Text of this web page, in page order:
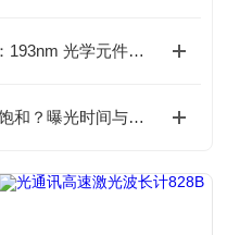
准分子激光器的 “阿喀琉斯之踵“：193nm 光学元件损伤瓶颈如何破解？
科学级CCD相机图像出现辉光或饱和？曝光时间与增益调节技巧